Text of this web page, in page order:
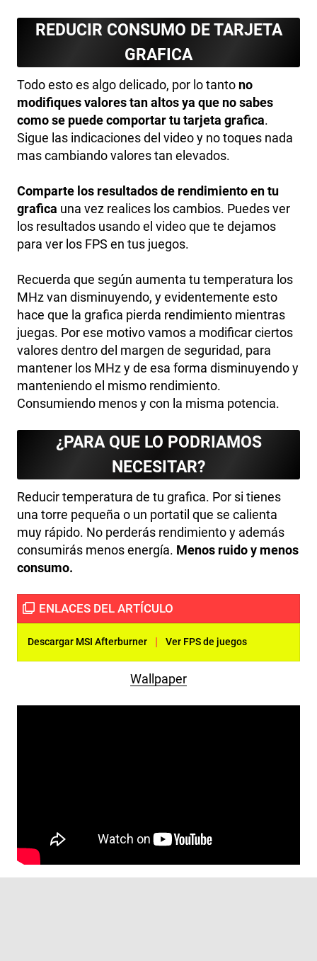
REDUCIR CONSUMO DE TARJETA
GRAFICA
Todo esto es algo delicado, por lo tanto no
modifiques valores tan altos ya que no sabes
como se puede comportar tu tarjeta grafica.
Sigue las indicaciones del video y no toques nada
mas cambiando valores tan elevados.
Comparte los resultados de rendimiento en tu
grafica una vez realices los cambios. Puedes ver
los resultados usando el video que te dejamos
para ver los FPS en tus juegos.
Recuerda que según aumenta tu temperatura los
MHz van disminuyendo, y evidentemente esto
hace que la grafica pierda rendimiento mientras
juegas. Por ese motivo vamos a modificar ciertos
valores dentro del margen de seguridad, para
mantener los MHz y de esa forma disminuyendo y
manteniendo el mismo rendimiento.
Consumiendo menos y con la misma potencia.
¿PARA QUE LO PODRIAMOS
NECESITAR?
Reducir temperatura de tu grafica. Por si tienes
una torre pequeña o un portatil que se calienta
muy rápido. No perderás rendimiento y además
consumirás menos energía. Menos ruido y menos
consumo.
Descargar MSI Afterburner | Ver FPS de juegos
Wallpaper